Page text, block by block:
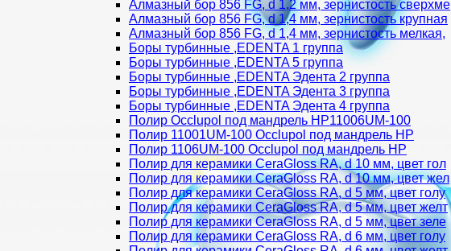
Алмазный бор 856 FG, d 1,2 мм, зернистость сверхме
Алмазный бор 856 FG, d 1,4 мм, зернистость крупная
Алмазный бор 856 FG, d 1,4 мм, зернистость мелкая,
Боры турбинные ,EDENTA 1 группа
Боры турбинные ,EDENTA 5 группа
Боры турбинные ,EDENTA Эдента 2 группа
Боры турбинные ,EDENTA Эдента 3 группа
Боры турбинные ,EDENTA Эдента 4 группа
Полир Occlupol под мандрель HP11006UM-100
Полир 11001UM-100 Occlupol под мандрель HP
Полир 1106UM-100 Occlupol под мандрель HP
Полир для керамики CeraGloss RA, d 10 мм, цвет гол
Полир для керамики CeraGloss RA, d 10 мм, цвет жел
Полир для керамики CeraGloss RA, d 5 мм, цвет голу
Полир для керамики CeraGloss RA, d 5 мм, цвет желт
Полир для керамики CeraGloss RA, d 5 мм, цвет зеле
Полир для керамики CeraGloss RA, d 6 мм, цвет голу